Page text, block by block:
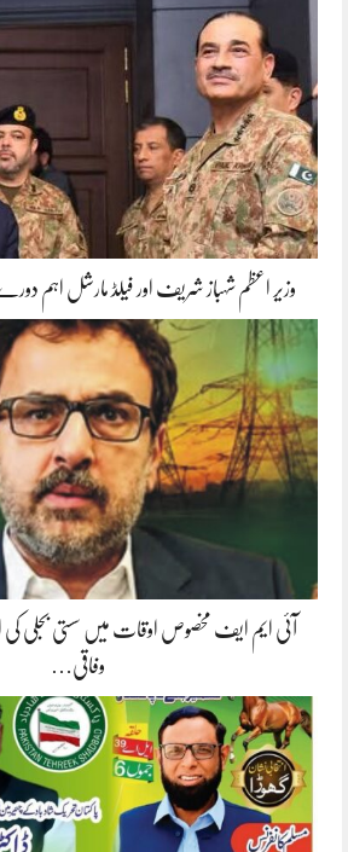
وزیر اعظم شہباز شریف اور فیلڈ مارشل اہم
آئی ایم ایف مخصوص اوقات میں سستی بجلی
وفاقی…